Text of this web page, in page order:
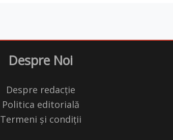
Despre Noi
Despre redacție
Politica editorială
Termeni și condiții